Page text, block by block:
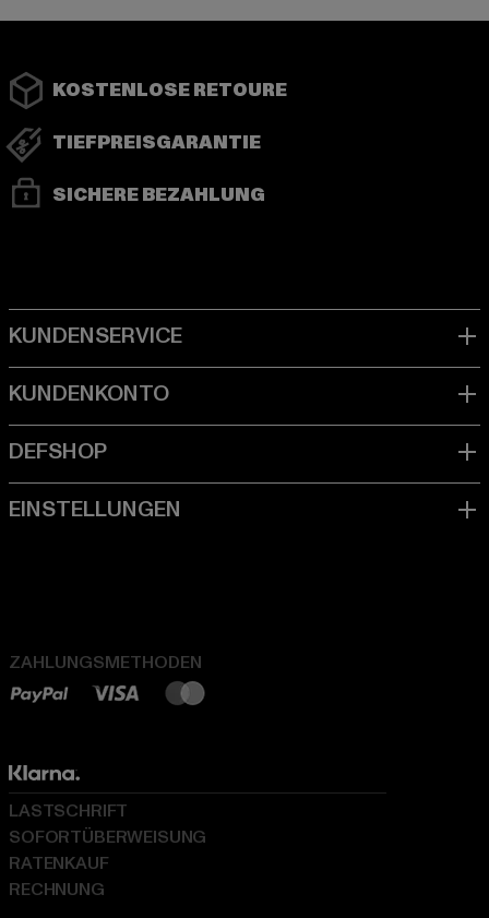
KOSTENLOSE RETOURE
TIEFPREISGARANTIE
SICHERE BEZAHLUNG
ZAHLUNGSMETHODEN
LASTSCHRIFT
SOFORTÜBERWEISUNG
RATENKAUF
RECHNUNG